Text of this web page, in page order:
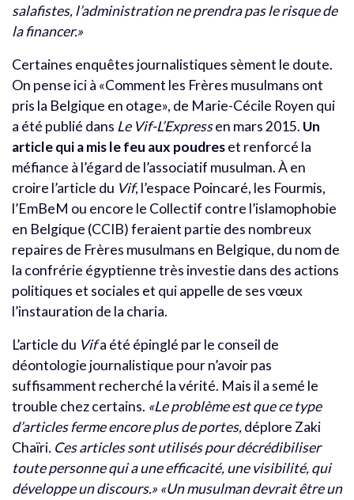
salafistes, l’administration ne prendra pas le risque de
la financer.»
Certaines enquêtes journalistiques sèment le doute.
On pense ici à «Comment les Frères musulmans ont
pris la Belgique en otage», de Marie-Cécile Royen qui
a été publié dans Le Vif-L’Expressen mars 2015. Un
article qui a mis le feu aux poudreset renforcé la
méfiance à l’égard de l’associatif musulman. À en
croire l’article du Vif, l’espace Poincaré, les Fourmis,
l’EmBeM ou encore le Collectif contre l’islamophobie
en Belgique (CCIB) feraient partie des nombreux
repaires de Frères musulmans en Belgique, du nom de
la confrérie égyptienne très investie dans des actions
politiques et sociales et qui appelle de ses vœux
l’instauration de la charia.
L’article du Vifa été épinglé par le conseil de
déontologie journalistique pour n’avoir pas
suffisamment recherché la vérité. Mais il a semé le
trouble chez certains. «Le problème est que ce type
d’articles ferme encore plus de portes,déplore Zaki
Chaïri. Ces articles sont utilisés pour décrédibiliser
toute personne qui a une efficacité, une visibilité, qui
développe un discours.» «Un musulman devrait être un